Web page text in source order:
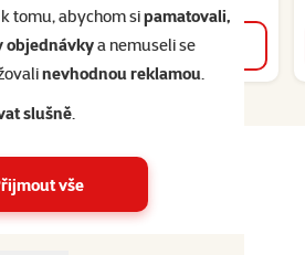
tomu, abychom sipamatovali,
objednávkya nemuseli se
nevhodnou reklamou.
slušně.
vše
do košíku